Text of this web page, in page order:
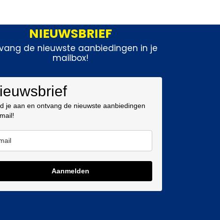
NIEUWSBRIEF
de nieuwste aanbiedingen in je
mailbox!
je aan en ontvang de nieuwste aanbiedingen
Aanmelden